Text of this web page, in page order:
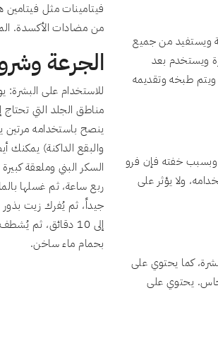
ويستفيد من جميع
ويستخدم بعد
طبخه وتقديمه
وبسبب خفته فإن فرو
ولا يؤثر على
كما يحتوي على
يحتوي على
من مضادات الأكسدة.
الجرعة
للاستخدام على
مناطق الجلد التي تحتاج
ينصح باستخدامه
السكر البني وملعقة
ربع ساعة، ثم غسلها
إلى 10 دقائق، ثم
بحمام ماء ساخن.